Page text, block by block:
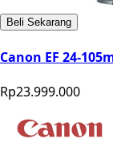
Beli Sekarang
Canon EF 24-
Rp23.999.000